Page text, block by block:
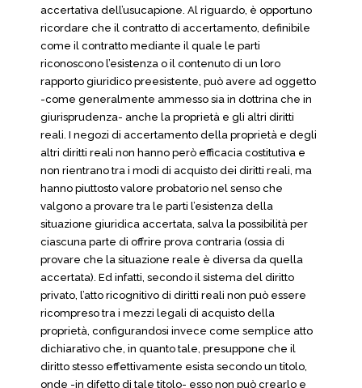
accertativa dell’usucapione. Al riguardo, è opportuno
ricordare che il contratto di accertamento, definibile
come il contratto mediante il quale le parti
riconoscono l’esistenza o il contenuto di un loro
rapporto giuridico preesistente, può avere ad oggetto
-come generalmente ammesso sia in dottrina che in
giurisprudenza- anche la proprietà e gli altri diritti
reali. I negozi di accertamento della proprietà e degli
altri diritti reali non hanno però efficacia costitutiva e
non rientrano tra i modi di acquisto dei diritti reali, ma
hanno piuttosto valore probatorio nel senso che
valgono a provare tra le parti l’esistenza della
situazione giuridica accertata, salva la possibilità per
ciascuna parte di offrire prova contraria (ossia di
provare che la situazione reale è diversa da quella
accertata). Ed infatti, secondo il sistema del diritto
privato, l’atto ricognitivo di diritti reali non può essere
ricompreso tra i mezzi legali di acquisto della
proprietà, configurandosi invece come semplice atto
dichiarativo che, in quanto tale, presuppone che il
diritto stesso effettivamente esista secondo un titolo,
onde -in difetto di tale titolo- esso non può crearlo e